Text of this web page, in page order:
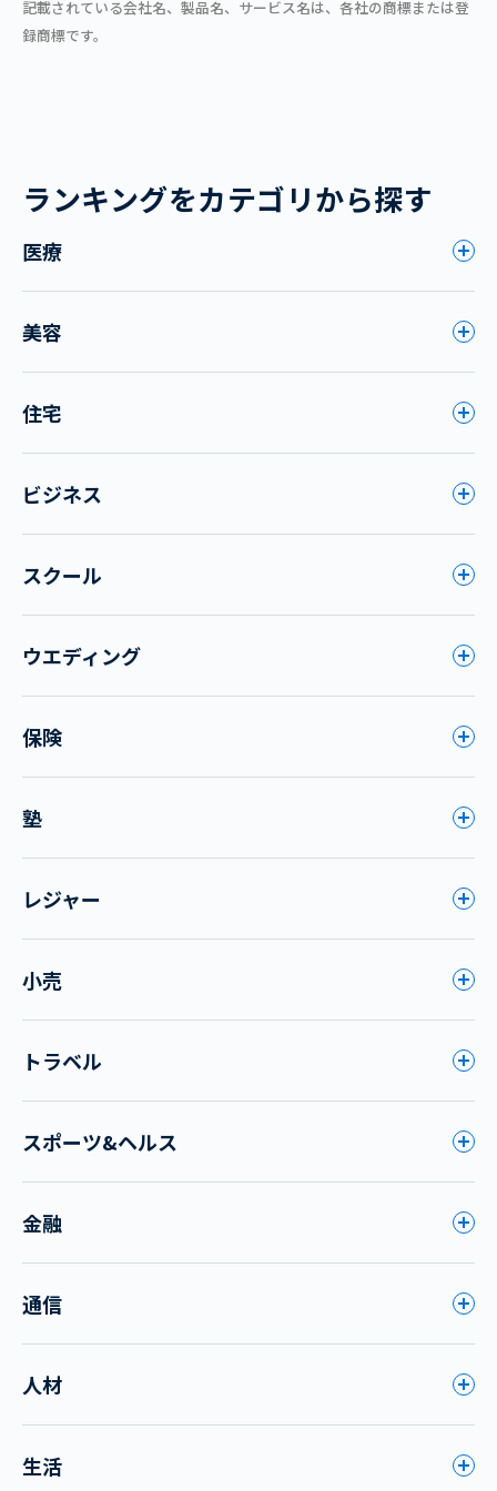
記載されている会社名、製品名、サービス名は、各社の商標または登
録商標です。
ランキングをカテゴリから探す
医療
美容
住宅
ビジネス
スクール
ウエディング
保険
塾
レジャー
小売
トラベル
スポーツ&ヘルス
金融
通信
人材
生活